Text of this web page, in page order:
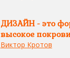
ДИЗАЙН - это
высокое
Виктор Кротов